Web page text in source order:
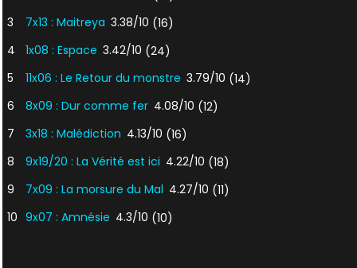
3
7x13 : Maitreya 3.38/10 (16)
4
1x08 : Espace 3.42/10 (24)
5
11x06 : Le Retour du monstre 3.79/10 (14)
6
8x09 : Dur comme fer 4.08/10 (12)
7
3x18 : Malédiction 4.13/10 (16)
8
9x19/20 : La Vérité est ici 4.22/10 (18)
9
7x09 : La morsure du Mal 4.27/10 (11)
10 9x07 : Amnésie 4.3/10 (10)